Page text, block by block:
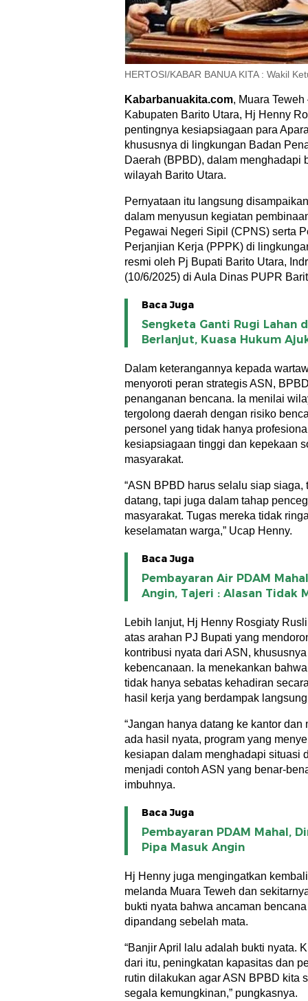
HERTOSI/KABAR BANUA KITA : Wakil
Kabarbanuakita.com, Muara
Kabupaten Barito Utara, Hj Henny
pentingnya kesiapsiagaan para
khususnya di lingkungan Badan
Daerah (BPBD), dalam menghadapi
wilayah Barito Utara.
Pernyataan itu langsung
dalam menyusun kegiatan
Pegawai Negeri Sipil (CPNS) serta
Perjanjian Kerja (PPPK) di
resmi oleh Pj Bupati Barito Utara,
(10/6/2025) di Aula Dinas PUPR
Baca Juga
Sengketa Ganti Rugi Lahan
Berlanjut, Kuasa Hukum
Dalam keterangannya kepada
menyoroti peran strategis ASN,
penanganan bencana. Ia menilai
tergolong daerah dengan risiko
personel yang tidak hanya
kesiapsiagaan tinggi dan kepekaan
masyarakat.
“ASN BPBD harus selalu siap
datang, tapi juga dalam tahap
masyarakat. Tugas mereka tidak
keselamatan warga,” Ucap Henny.
Baca Juga
Pembayaran Air PDAM
Angin, Tajeri : Alasan Tidak
Lebih lanjut, Hj Henny Rosgiaty
atas arahan PJ Bupati yang
kontribusi nyata dari ASN,
kebencanaan. Ia menekankan
tidak hanya sebatas kehadiran
hasil kerja yang berdampak
“Jangan hanya datang ke kantor
ada hasil nyata, program yang
kesiapan dalam menghadapi situasi
menjadi contoh ASN yang benar-
imbuhnya.
Baca Juga
Pembayaran PDAM Mahal,
Pipa Masuk Angin
Hj Henny juga mengingatkan
melanda Muara Teweh dan
bukti nyata bahwa ancaman
dipandang sebelah mata.
“Banjir April lalu adalah bukti nyata.
dari itu, peningkatan kapasitas dan
rutin dilakukan agar ASN BPBD kita
segala kemungkinan,” pungkasnya.